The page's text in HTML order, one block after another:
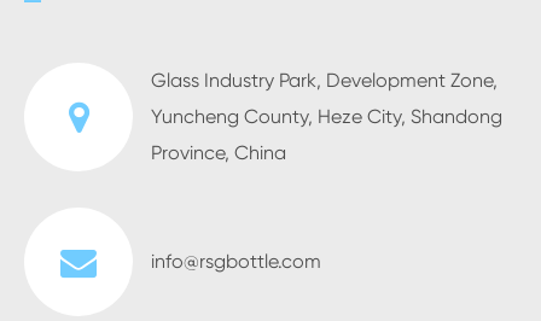
Glass Industry Park, Development Zone,
Yuncheng County, Heze City, Shandong
Province, China
info@rsgbottle.com